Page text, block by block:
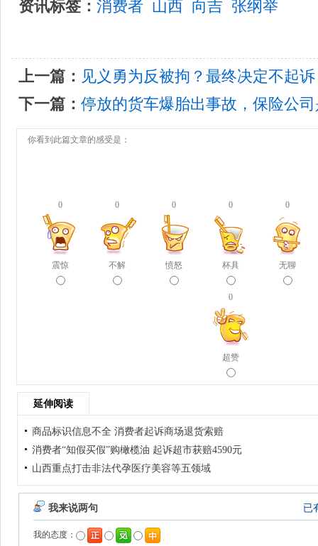
资讯标签： 消费者 山西 向吉 张纲举
上一篇： 见义勇为反被拘？最终决定不起
下一篇： 停放的货车爆胎出事故，保险公
你看到此篇文章的感受是：
0
震惊
0
不解
0
愤怒
0
杯具
0
无聊
0
超赞
延伸阅读
商品标识信息不全 消费者起诉商场退货索赔
消费者“知假买假”购橄榄油 起诉超市获赔4590元
山西重点打击非法代孕医疗美容等五领域